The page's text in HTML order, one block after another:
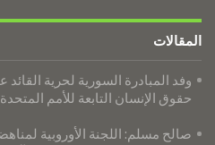
المقالات
وفد المبادرة السورية لحرية القائد
حقوق الإنسان التابعة للأمم المتحدة
صالح مسلم: اللجنة الأوروبية